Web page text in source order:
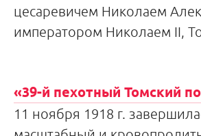
цесаревичем Николаем
императором Николаем II,
«39-й пехотный Томский
11 ноября 1918 г.